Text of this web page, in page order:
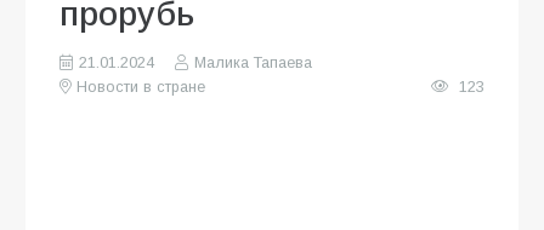
прорубь
21.01.2024
Малика Тапаева
Новости в стране
123